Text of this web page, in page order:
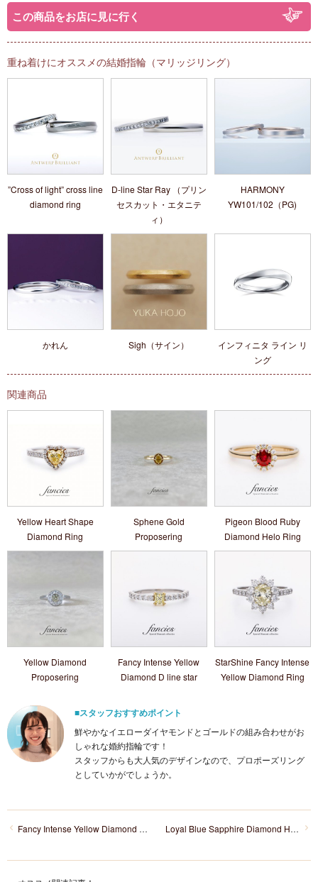
この商品をお店に見に行く
重ね着けにオススメの結婚指輪（マリッジリング）
”Cross of light” cross line
diamond ring
D-line Star Ray （プリン
セスカット・エタニテ
ィ）
HARMONY
YW101/102（PG)
かれん Sigh（サイン）
インフィニタ ライン リ
ング
関連商品
Yellow Heart Shape
Diamond Ring
Sphene Gold
Proposering
Pigeon Blood Ruby
Diamond Helo Ring
Yellow Diamond
Proposering
Fancy Intense Yellow
Diamond D line star
StarShine Fancy Intense
Yellow Diamond Ring
■スタッフおすすめポイント
鮮やかなイエローダイヤモンドとゴールドの組み合わせがお
しゃれな婚約指輪です！
スタッフからも大人気のデザインなので、プロポーズリング
としていかがでしょうか。
Loyal Blue Sapphire Diamond Halo Ring
Fancy Intense Yellow Diamond D line star